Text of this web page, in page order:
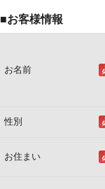
■お客様情報
お名前
性別
お住まい